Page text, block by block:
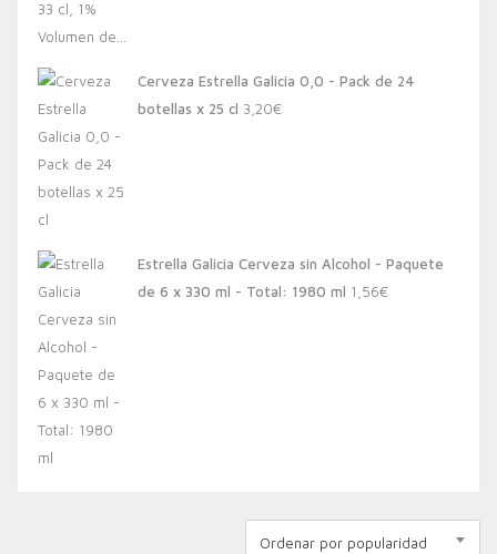
Cerveza Estrella Galicia 0,0 - Pack de 24
botellas x 25 cl 3,20€
Estrella Galicia Cerveza sin Alcohol - Paquete
de 6 x 330 ml - Total: 1980 ml 1,56€
Ordenar por popularidad